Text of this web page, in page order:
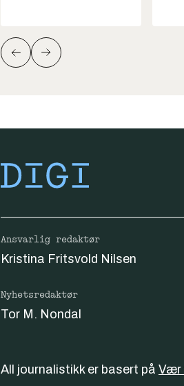
Ansvarlig redaktør
Kristina Fritsvold Nilsen
Nyhetsredaktør
Tor M. Nondal
All journalistikk er basert på Vær